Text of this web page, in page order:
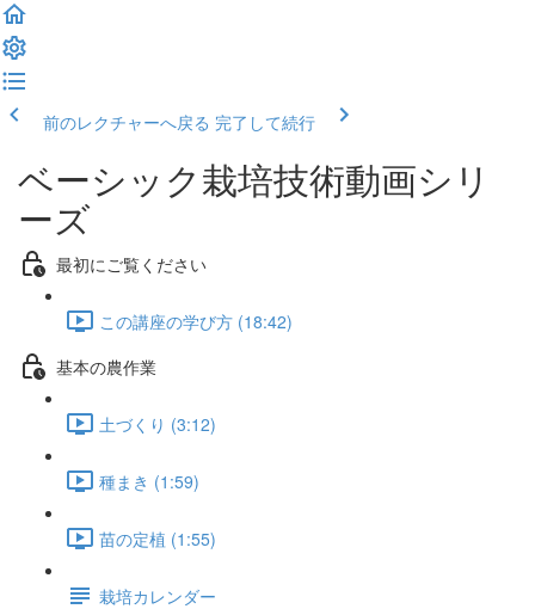
前のレクチャーへ戻る 完了して続行
ベーシック栽培技術動画シリ
ーズ
最初にご覧ください
この講座の学び方 (18:42)
基本の農作業
土づくり (3:12)
種まき (1:59)
苗の定植 (1:55)
栽培カレンダー